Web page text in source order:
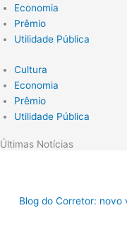
Economia
Prêmio
Utilidade Pública
Cultura
Economia
Prêmio
Utilidade Pública
Últimas Notícias
Blog do Corretor: novo